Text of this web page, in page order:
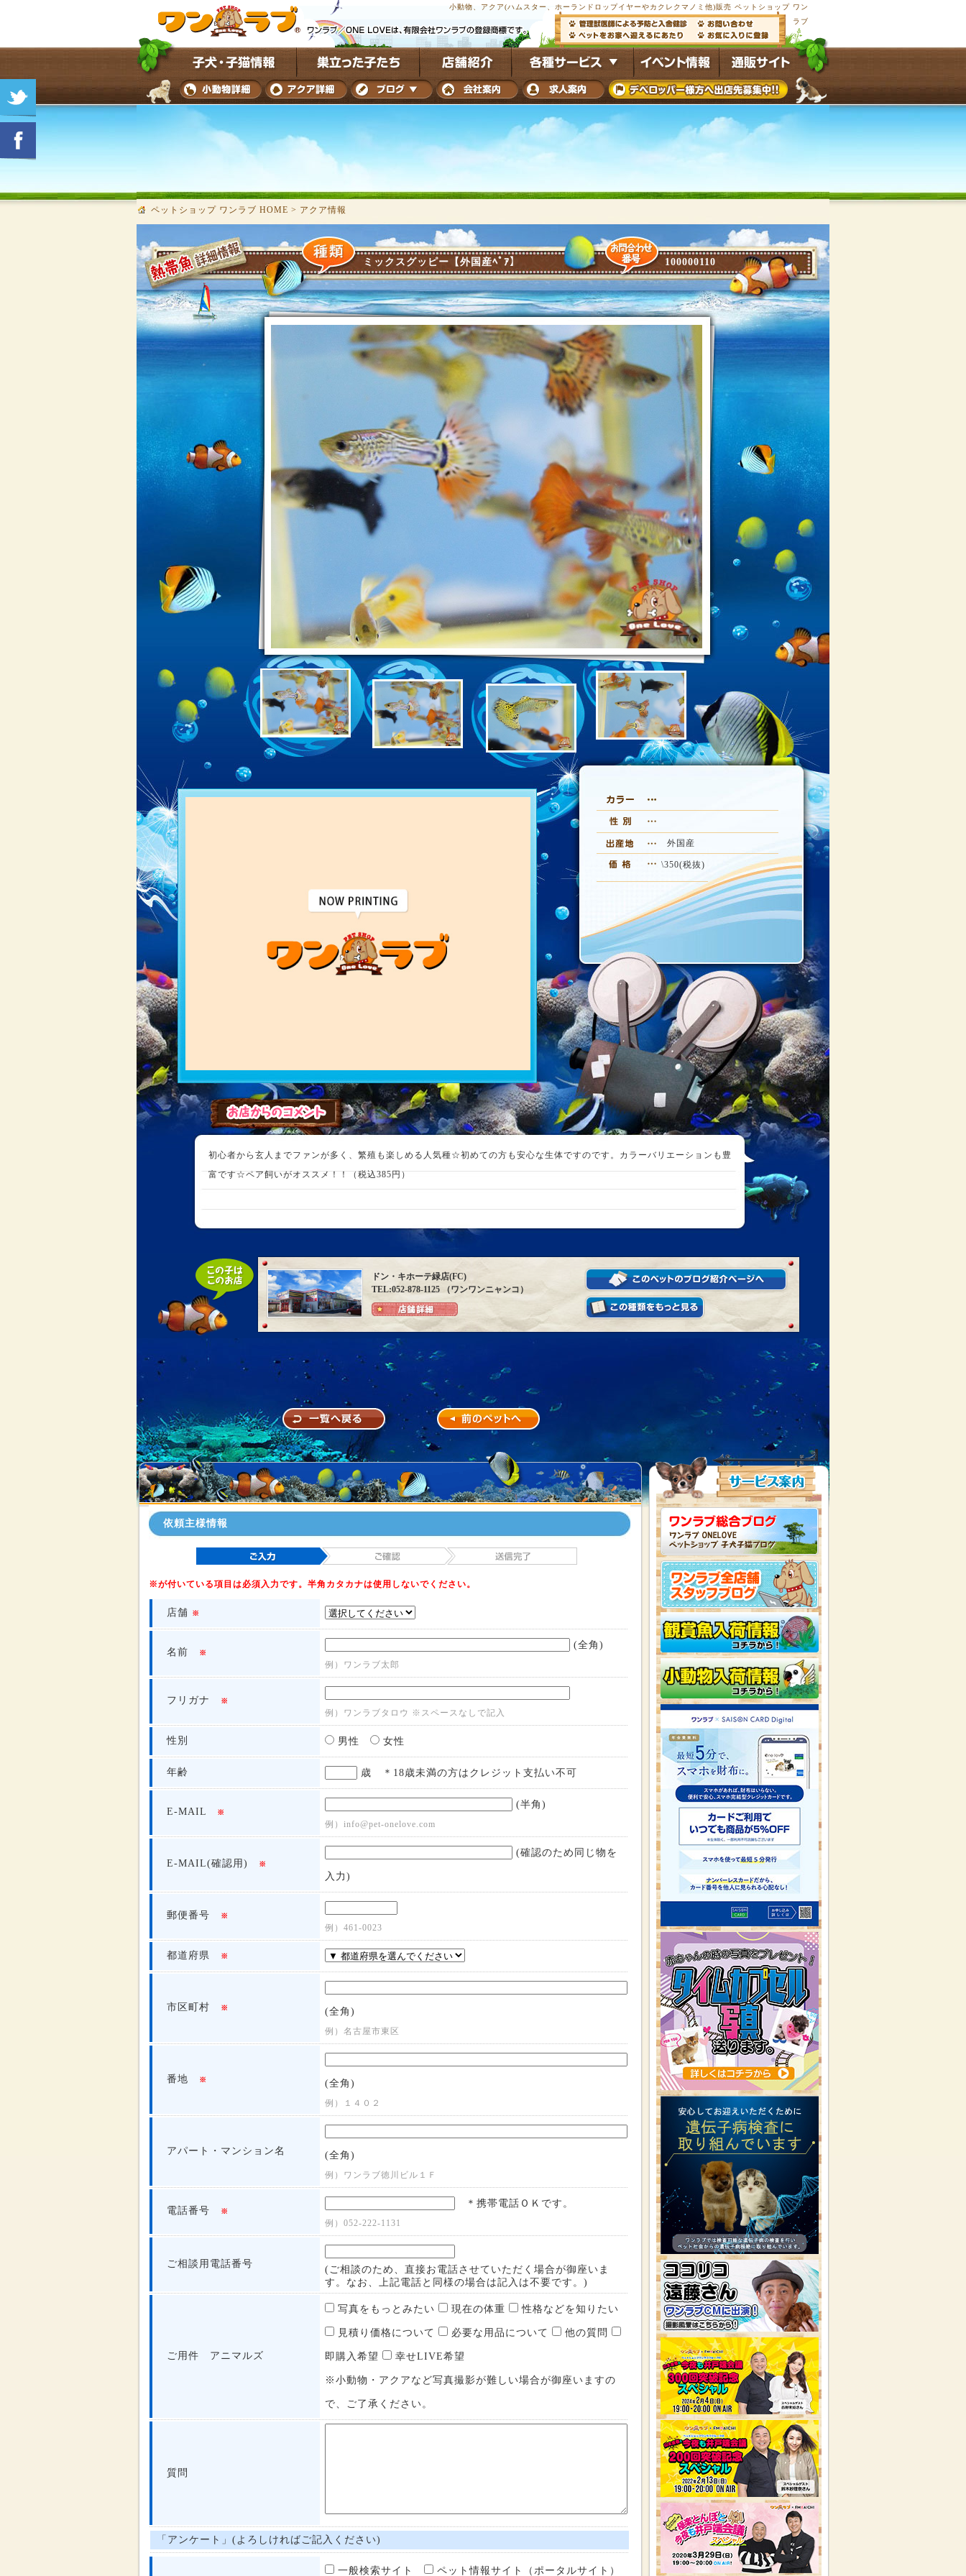
小動物、アクア(ハムスター、ホーランドロップイヤーやカクレクマノミ他)販売 ペットショップ ワン
ラブ
ペットショップ ワンラブ HOME > アクア情報
ミックスグッピー【外国産ﾍﾟｱ】 100000110
外国産
\350(税抜)
初心者から玄人までファンが多く、繁殖も楽しめる人気種☆初めての方も安心な生体ですのです。カラーバリエーションも豊
富です☆ペア飼いがオススメ！！（税込385円）
ドン・キホーテ緑店(FC)
TEL:052-878-1125 （ワンワンニャンコ）
依頼主様情報
※が付いている項目は必須入力です。半角カタカナは使用しないでください。
店舗 ※
名前 ※
(全角)
例）ワンラブ太郎
フリガナ ※
例）ワンラブタロウ ※スペースなしで記入
性別 男性 女性
年齢 歳 ＊18歳未満の方はクレジット支払い不可
E-MAIL ※
(半角)
例）info@pet-onelove.com
E-MAIL(確認用) ※
(確認のため同じ物を
入力)
郵便番号 ※
例）461-0023
都道府県 ※
市区町村 ※ (全角)
例）名古屋市東区
番地 ※ (全角)
例）１４０２
アパート・マンション名 (全角)
例）ワンラブ徳川ビル１Ｆ
電話番号 ※
＊携帯電話ＯＫです。
例）052-222-1131
ご相談用電話番号
(ご相談のため、直接お電話させていただく場合が御座いま
す。なお、上記電話と同様の場合は記入は不要です。)
ご用件 アニマルズ
写真をもっとみたい 現在の体重 性格などを知りたい
見積り価格について 必要な用品について 他の質問
即購入希望 幸せLIVE希望
※小動物・アクアなど写真撮影が難しい場合が御座いますの
で、ご了承ください。
質問
「アンケート」(よろしければご記入ください)
一般検索サイト ペット情報サイト（ポータルサイト）